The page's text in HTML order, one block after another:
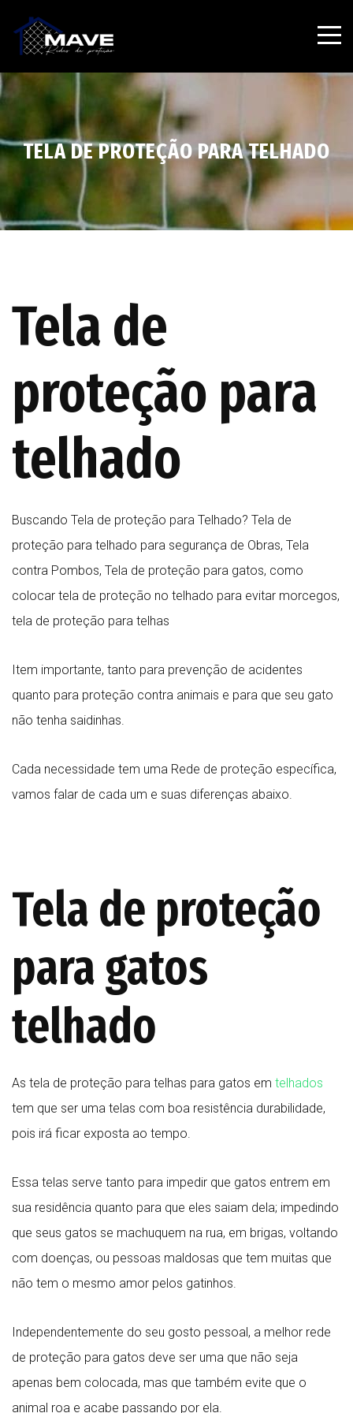
TELA DE PROTEÇÃO PARA TELHADO
Tela de
proteção para
telhado
Buscando Tela de proteção para Telhado? Tela de
proteção para telhado para segurança de Obras, Tela
contra Pombos, Tela de proteção para gatos, como
colocar tela de proteção no telhado para evitar morcegos,
tela de proteção para telhas
Item importante, tanto para prevenção de acidentes
quanto para proteção contra animais e para que seu gato
não tenha saidinhas.
Cada necessidade tem uma Rede de proteção específica,
vamos falar de cada um e suas diferenças abaixo.
Tela de proteção
para gatos
telhado
As tela de proteção para telhas para gatos em telhados
tem que ser uma telas com boa resistência durabilidade,
pois irá ficar exposta ao tempo.
Essa telas serve tanto para impedir que gatos entrem em
sua residência quanto para que eles saiam dela; impedindo
que seus gatos se machuquem na rua, em brigas, voltando
com doenças, ou pessoas maldosas que tem muitas que
não tem o mesmo amor pelos gatinhos.
Independentemente do seu gosto pessoal, a melhor rede
de proteção para gatos deve ser uma que não seja
apenas bem colocada, mas que também evite que o
animal roa e acabe passando por ela.